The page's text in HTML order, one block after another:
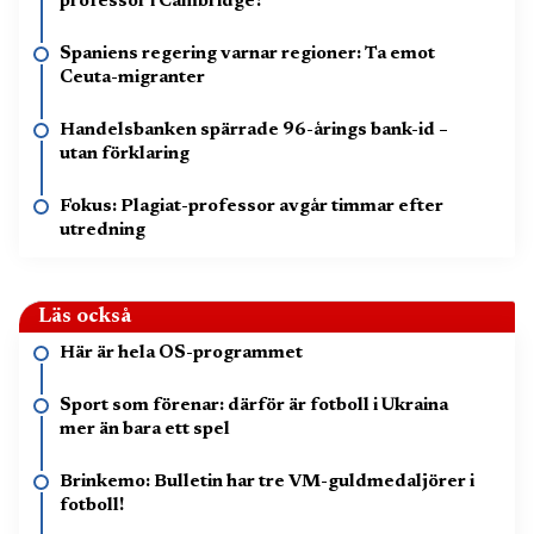
Spaniens regering varnar regioner: Ta emot
Ceuta-migranter
Handelsbanken spärrade 96-årings bank-id –
utan förklaring
Fokus: Plagiat-professor avgår timmar efter
utredning
Läs också
Här är hela OS-programmet
Sport som förenar: därför är fotboll i Ukraina
mer än bara ett spel
Brinkemo: Bulletin har tre VM-guldmedaljörer i
fotboll!